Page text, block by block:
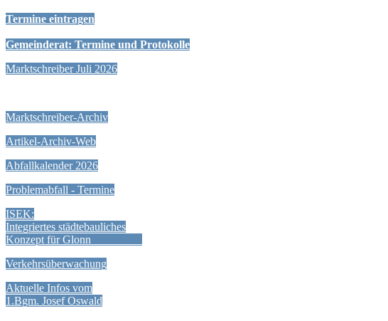
Termine eintragen
Gemeinderat: Termine und Protokolle
Marktschreiber Juli 2026
Marktschreiber-Archiv
Artikel-Archiv-Web
Abfallkalender 2026
Problemabfall - Termine
ISEK:
Integriertes städtebauliches
Konzept für Glonn
Verkehrsüberwachung
Aktuelle Infos vom
1.Bgm. Josef Oswald